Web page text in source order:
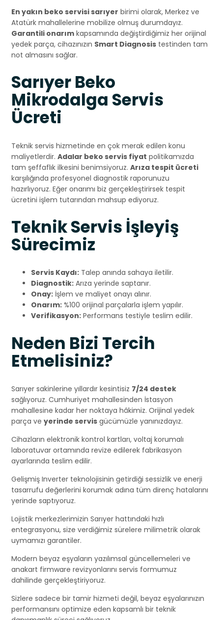
En yakın beko servisi sarıyer birimi olarak, Merkez ve
Atatürk mahallelerine mobilize olmuş durumdayız.
Garantili onarım kapsamında değiştirdiğimiz her orijinal
yedek parça, cihazınızın Smart Diagnosis testinden tam
not almasını sağlar.
Sarıyer Beko
Mikrodalga Servis
Ücreti
Teknik servis hizmetinde en çok merak edilen konu
maliyetlerdir. Adalar beko servis fiyat politikamızda
tam şeffaflık ilkesini benimsiyoruz. Arıza tespit ücreti
karşılığında profesyonel diagnostik raporunuzu
hazırlıyoruz. Eğer onarımı biz gerçekleştirirsek tespit
ücretini işlem tutarından mahsup ediyoruz.
Teknik Servis İşleyiş
Sürecimiz
Servis Kaydı: Talep anında sahaya iletilir.
Diagnostik: Arıza yerinde saptanır.
Onay: İşlem ve maliyet onayı alınır.
Onarım: %100 orijinal parçalarla işlem yapılır.
Verifikasyon: Performans testiyle teslim edilir.
Neden Bizi Tercih
Etmelisiniz?
Sarıyer sakinlerine yıllardır kesintisiz 7/24 destek
sağlıyoruz. Cumhuriyet mahallesinden İstasyon
mahallesine kadar her noktaya hâkimiz. Orijinal yedek
parça ve yerinde servis gücümüzle yanınızdayız.
Cihazların elektronik kontrol kartları, voltaj korumalı
laboratuvar ortamında revize edilerek fabrikasyon
ayarlarında teslim edilir.
Gelişmiş Inverter teknolojisinin getirdiği sessizlik ve enerji
tasarrufu değerlerini korumak adına tüm direnç hatalarını
yerinde saptıyoruz.
Lojistik merkezlerimizin Sarıyer hattındaki hızlı
entegrasyonu, size verdiğimiz sürelere milimetrik olarak
uymamızı garantiler.
Modern beyaz eşyaların yazılımsal güncellemeleri ve
anakart firmware revizyonlarını servis formumuz
dahilinde gerçekleştiriyoruz.
Sizlere sadece bir tamir hizmeti değil, beyaz eşyalarınızın
performansını optimize eden kapsamlı bir teknik